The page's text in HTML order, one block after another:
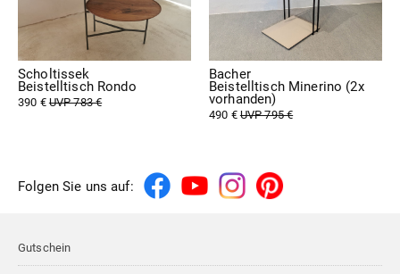
Scholtissek
Beistelltisch Rondo
390 €UVP 783 €
Bacher
Beistelltisch Minerino (2x
vorhanden)
490 €UVP 795 €
Folgen Sie uns auf:
Gutschein